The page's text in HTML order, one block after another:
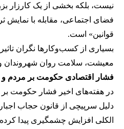
نیست، بلکه بخشی از یک کارزار
فضای اجتماعی، مقابله با نمایش
قوانین» است.
بسیاری از کسب‌وکارها نگران
معیشت، سلامت روان شهروندان و
فشار اقتصادی حکومت بر مردم و
در هفته‌های اخیر فشار حکومت
دلیل سرپیچی از قانون حجاب
الکلی افزایش چشمگیری پیدا